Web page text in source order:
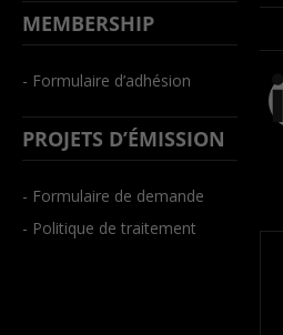
MEMBERSHIP
- Formulaire d’adhésion
PROJETS D’ÉMISSION
- Formulaire de demande
- Politique de traitement